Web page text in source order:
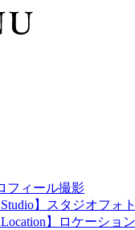
フィール撮影
】スタジオフォ
】ロケーショ